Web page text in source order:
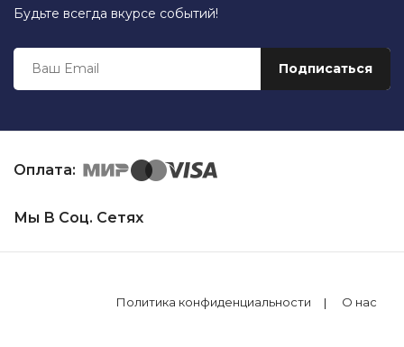
Будьте всегда вкурсе событий!
Оплата:
Мы В Соц. Сетях
Политика конфиденциальности О нас